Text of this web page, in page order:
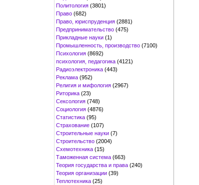
Политология (3801)
Право (682)
Право, юриспруденция (2881)
Предпринимательство (475)
Прикладные науки (1)
Промышленность, производство (7100)
Психология (8692)
психология, педагогика (4121)
Радиоэлектроника (443)
Реклама (952)
Религия и мифология (2967)
Риторика (23)
Сексология (748)
Социология (4876)
Статистика (95)
Страхование (107)
Строительные науки (7)
Строительство (2004)
Схемотехника (15)
Таможенная система (663)
Теория государства и права (240)
Теория организации (39)
Теплотехника (25)